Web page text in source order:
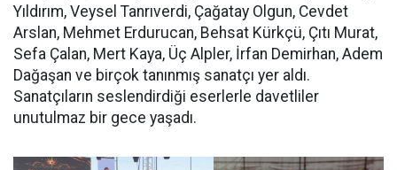
Yıldırım, Veysel Tanrıverdi, Çağatay Olgun, Cevdet
Arslan, Mehmet Erdurucan, Behsat Kürkçü, Çıtı Murat,
Sefa Çalan, Mert Kaya, Üç Alpler, İrfan Demirhan, Adem
Dağaşan ve birçok tanınmış sanatçı yer aldı.
Sanatçıların seslendirdiği eserlerle davetliler
unutulmaz bir gece yaşadı.